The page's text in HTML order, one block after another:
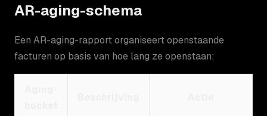
AR-aging-schema
Een AR-aging-rapport organiseert openstaande
facturen op basis van hoe lang ze openstaan: